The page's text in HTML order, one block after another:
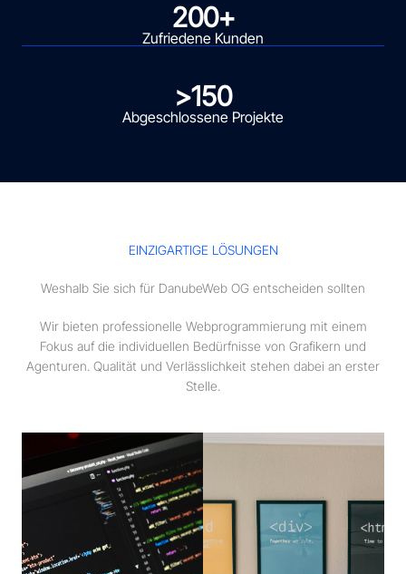
Zufriedene Kunden
200+
Abgeschlossene Projekte
>150
EINZIGARTIGE LÖSUNGEN
Weshalb Sie sich für DanubeWeb OG entscheiden sollten
Wir bieten professionelle Webprogrammierung mit einem
Fokus auf die individuellen Bedürfnisse von Grafikern und
Agenturen. Qualität und Verlässlichkeit stehen dabei an erster
Stelle.